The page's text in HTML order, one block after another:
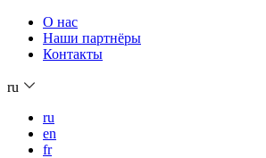
О нас
Наши партнёры
Контакты
ru
ru
en
fr